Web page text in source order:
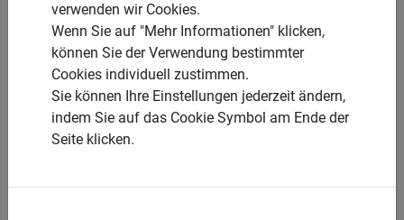
PRODUKTE
SUN SAIL CANNES
verwenden wir Cookies.
Wenn Sie auf "Mehr Informationen" klicken,
können Sie der Verwendung bestimmter
Cookies individuell zustimmen.
Sie können Ihre Einstellungen jederzeit ändern,
indem Sie auf das Cookie Symbol am Ende der
Seite klicken.